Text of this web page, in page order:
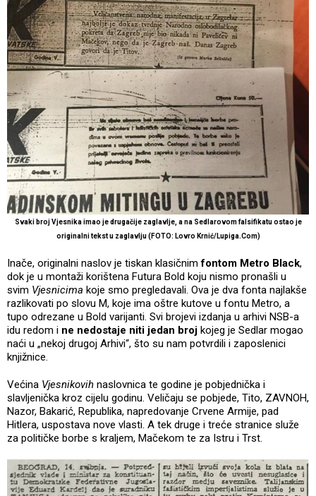
Svaki broj Vjesnika imao je drugačije zaglavlje, a na Sedlarovom falsifikatu ostao je
originalni tekst u zaglavlju (FOTO: Lovro Krnić/Lupiga.Com)
Inače, originalni naslov je tiskan klasičnimfontom Metro Black,
dok je u montaži korištena Futura Bold koju nismo pronašli u
svim Vjesnicima koje smo pregledavali. Ova je dva fonta najlakše
razlikovati po slovu M, koje ima oštre kutove u fontu Metro, a
tupo odrezane u Bold varijanti. Svi brojevi izdanja u arhivi NSB-a
idu redom i ne nedostaje niti jedan broj kojeg je Sedlar mogao
naći u „nekoj drugoj Arhivi“, što su nam potvrdili i zaposlenici
knjižnice.
Većina Vjesnikovih naslovnica te godine je pobjednička i
slavljenička kroz cijelu godinu. Veličaju se pobjede, Tito, ZAVNOH,
Nazor, Bakarić, Republika, napredovanje Crvene Armije, pad
Hitlera, uspostava nove vlasti. A tek druge i treće stranice služe
za političke borbe s kraljem, Mačekom te za Istru i Trst.